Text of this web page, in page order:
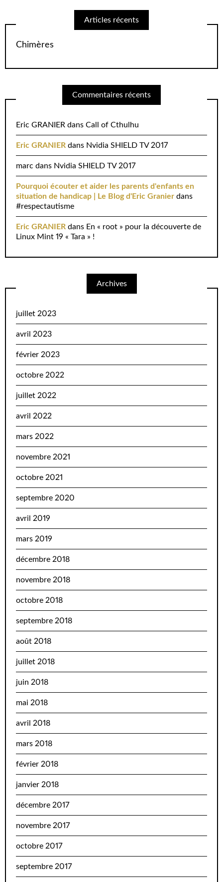
Articles récents
Chimères
Commentaires récents
Eric GRANIER dans Call of Cthulhu
Eric GRANIER dans Nvidia SHIELD TV 2017
marc dans Nvidia SHIELD TV 2017
Pourquoi écouter et aider les parents d'enfants en
situation de handicap | Le Blog d'Eric Granier dans
#respectautisme
Eric GRANIER dans En « root » pour la découverte de
Linux Mint 19 « Tara » !
Archives
juillet 2023
avril 2023
février 2023
octobre 2022
juillet 2022
avril 2022
mars 2022
novembre 2021
octobre 2021
septembre 2020
avril 2019
mars 2019
décembre 2018
novembre 2018
octobre 2018
septembre 2018
août 2018
juillet 2018
juin 2018
mai 2018
avril 2018
mars 2018
février 2018
janvier 2018
décembre 2017
novembre 2017
octobre 2017
septembre 2017